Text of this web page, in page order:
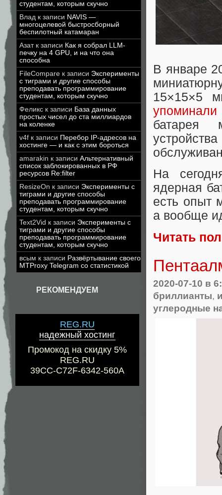
студентам, которым скучно
Влад к записи NAVIS —
многоцелевой быстросборный
беспилотный катамаран
Азатк записи Как я собрал LLM-
печку на 4 GPU, и на что она
способна
FileCompare к записи Эксперименты
с тиграми и другие способы
преподавать программирование
студентам, которым скучно
Феликс к записи База данных
простых чисел до ста миллиардов
на коленке
v4f к записи Перебор IP-адресов на
хостинге — и как с этим бороться
amarakin к записи Альтернативный
список заблокированных в РФ
ресурсов Re:filter
ResizeOn к записи Эксперименты с
тиграми и другие способы
преподавать программирование
студентам, которым скучно
Text2Vid к записи Эксперименты с
тиграми и другие способы
преподавать программирование
студентам, которым скучно
всым к записи Развёртывание своего
MTProxy Telegram со статистикой
РЕКОМЕНДУЕМ
REG.RU
надежный хостинг
Промокод на скидку 5%
REG.RU
39CC-C72F-6342-560A
В январе
15×15×5
упоминали
батарея
На
ядерная
есть опыт
а вообще
Читать
2020-07-10 в
бриллианты,
углеродные